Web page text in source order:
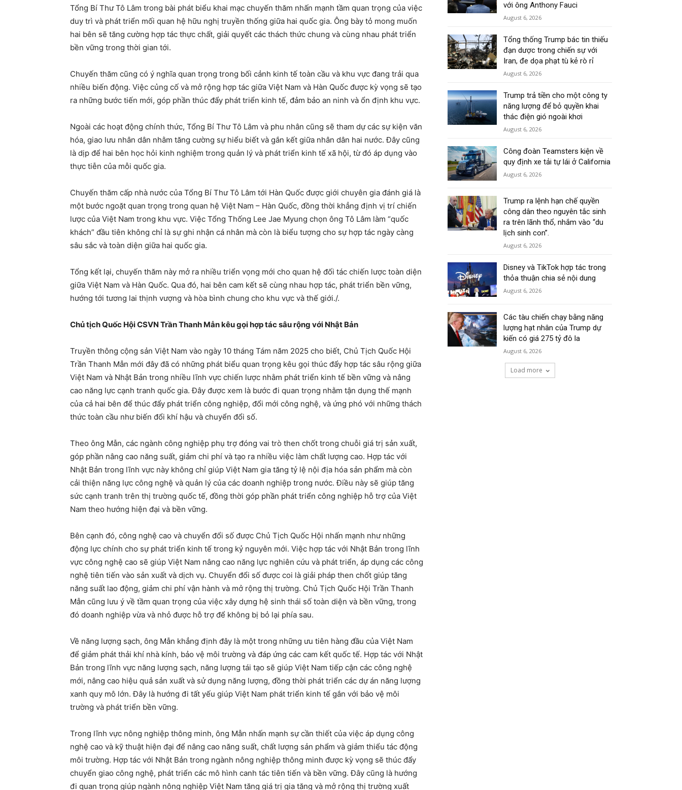
Tổng Bí Thư Tô Lâm trong bài phát biểu khai mạc chuyến thăm nhấn mạnh tầm quan trọng của việc
duy trì và phát triển mối quan hệ hữu nghị truyền thống giữa hai quốc gia. Ông bày tỏ mong muốn
hai bên sẽ tăng cường hợp tác thực chất, giải quyết các thách thức chung và cùng nhau phát triển
bền vững trong thời gian tới.
Chuyến thăm cũng có ý nghĩa quan trọng trong bối cảnh kinh tế toàn cầu và khu vực đang trải qua
nhiều biến động. Việc củng cố và mở rộng hợp tác giữa Việt Nam và Hàn Quốc được kỳ vọng sẽ tạo
ra những bước tiến mới, góp phần thúc đẩy phát triển kinh tế, đảm bảo an ninh và ổn định khu vực.
Ngoài các hoạt động chính thức, Tổng Bí Thư Tô Lâm và phu nhân cũng sẽ tham dự các sự kiện văn
hóa, giao lưu nhân dân nhằm tăng cường sự hiểu biết và gắn kết giữa nhân dân hai nước. Đây cũng
là dịp để hai bên học hỏi kinh nghiệm trong quản lý và phát triển kinh tế xã hội, từ đó áp dụng vào
thực tiễn của mỗi quốc gia.
Chuyến thăm cấp nhà nước của Tổng Bí Thư Tô Lâm tới Hàn Quốc được giới chuyên gia đánh giá là
một bước ngoặt quan trọng trong quan hệ Việt Nam – Hàn Quốc, đồng thời khẳng định vị trí chiến
lược của Việt Nam trong khu vực. Việc Tổng Thống Lee Jae Myung chọn ông Tô Lâm làm “quốc
khách” đầu tiên không chỉ là sự ghi nhận cá nhân mà còn là biểu tượng cho sự hợp tác ngày càng
sâu sắc và toàn diện giữa hai quốc gia.
Tổng kết lại, chuyến thăm này mở ra nhiều triển vọng mới cho quan hệ đối tác chiến lược toàn diện
giữa Việt Nam và Hàn Quốc. Qua đó, hai bên cam kết sẽ cùng nhau hợp tác, phát triển bền vững,
hướng tới tương lai thịnh vượng và hòa bình chung cho khu vực và thế giới./.
Chủ tịch Quốc Hội CSVN Trần Thanh Mẫn kêu gọi hợp tác sâu rộng với Nhật Bản
Truyền thông cộng sản Việt Nam vào ngày 10 tháng Tám năm 2025 cho biết, Chủ Tịch Quốc Hội
Trần Thanh Mẫn mới đây đã có những phát biểu quan trọng kêu gọi thúc đẩy hợp tác sâu rộng giữa
Việt Nam và Nhật Bản trong nhiều lĩnh vực chiến lược nhằm phát triển kinh tế bền vững và nâng
cao năng lực cạnh tranh quốc gia. Đây được xem là bước đi quan trọng nhằm tận dụng thế mạnh
của cả hai bên để thúc đẩy phát triển công nghiệp, đổi mới công nghệ, và ứng phó với những thách
thức toàn cầu như biến đổi khí hậu và chuyển đổi số.
Theo ông Mẫn, các ngành công nghiệp phụ trợ đóng vai trò then chốt trong chuỗi giá trị sản xuất,
góp phần nâng cao năng suất, giảm chi phí và tạo ra nhiều việc làm chất lượng cao. Hợp tác với
Nhật Bản trong lĩnh vực này không chỉ giúp Việt Nam gia tăng tỷ lệ nội địa hóa sản phẩm mà còn
cải thiện năng lực công nghệ và quản lý của các doanh nghiệp trong nước. Điều này sẽ giúp tăng
sức cạnh tranh trên thị trường quốc tế, đồng thời góp phần phát triển công nghiệp hỗ trợ của Việt
Nam theo hướng hiện đại và bền vững.
Bên cạnh đó, công nghệ cao và chuyển đổi số được Chủ Tịch Quốc Hội nhấn mạnh như những
động lực chính cho sự phát triển kinh tế trong kỷ nguyên mới. Việc hợp tác với Nhật Bản trong lĩnh
vực công nghệ cao sẽ giúp Việt Nam nâng cao năng lực nghiên cứu và phát triển, áp dụng các công
nghệ tiên tiến vào sản xuất và dịch vụ. Chuyển đổi số được coi là giải pháp then chốt giúp tăng
năng suất lao động, giảm chi phí vận hành và mở rộng thị trường. Chủ Tịch Quốc Hội Trần Thanh
Mẫn cũng lưu ý về tầm quan trọng của việc xây dựng hệ sinh thái số toàn diện và bền vững, trong
đó doanh nghiệp vừa và nhỏ được hỗ trợ để không bị bỏ lại phía sau.
Về năng lượng sạch, ông Mẫn khẳng định đây là một trong những ưu tiên hàng đầu của Việt Nam
để giảm phát thải khí nhà kính, bảo vệ môi trường và đáp ứng các cam kết quốc tế. Hợp tác với Nhật
Bản trong lĩnh vực năng lượng sạch, năng lượng tái tạo sẽ giúp Việt Nam tiếp cận các công nghệ
mới, nâng cao hiệu quả sản xuất và sử dụng năng lượng, đồng thời phát triển các dự án năng lượng
xanh quy mô lớn. Đây là hướng đi tất yếu giúp Việt Nam phát triển kinh tế gắn với bảo vệ môi
trường và phát triển bền vững.
Trong lĩnh vực nông nghiệp thông minh, ông Mẫn nhấn mạnh sự cần thiết của việc áp dụng công
nghệ cao và kỹ thuật hiện đại để nâng cao năng suất, chất lượng sản phẩm và giảm thiểu tác động
môi trường. Hợp tác với Nhật Bản trong ngành nông nghiệp thông minh được kỳ vọng sẽ thúc đẩy
chuyển giao công nghệ, phát triển các mô hình canh tác tiên tiến và bền vững. Đây cũng là hướng
đi quan trọng giúp ngành nông nghiệp Việt Nam tăng giá trị gia tăng và mở rộng thị trường xuất
với ông Anthony Fauci
August 6, 2026
Tổng thống Trump bác tin thiếu
đạn dược trong chiến sự với
Iran, đe dọa phạt tù kẻ rò rỉ
August 6, 2026
Trump trả tiền cho một công ty
năng lượng để bỏ quyền khai
thác điện gió ngoài khơi
August 6, 2026
Công đoàn Teamsters kiện về
quy định xe tải tự lái ở California
August 6, 2026
Trump ra lệnh hạn chế quyền
công dân theo nguyên tắc sinh
ra trên lãnh thổ, nhắm vào “du
lịch sinh con”.
August 6, 2026
Disney và TikTok hợp tác trong
thỏa thuận chia sẻ nội dung
August 6, 2026
Các tàu chiến chạy bằng năng
lượng hạt nhân của Trump dự
kiến có giá 275 tỷ đô la
August 6, 2026
Load more